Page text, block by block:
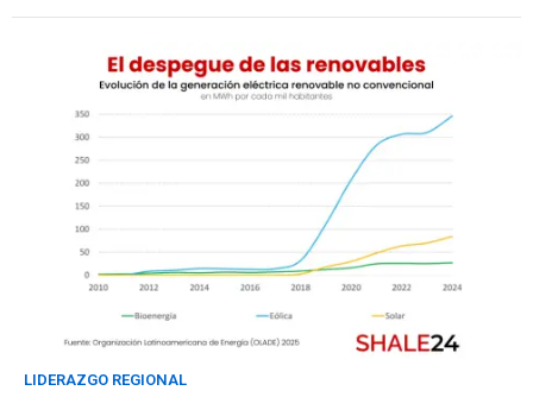
transmisión y distribución demandan en la
LIDERAZGO REGIONAL